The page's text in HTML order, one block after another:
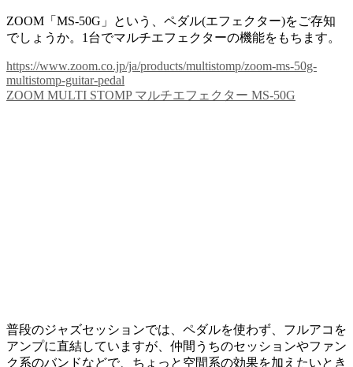
ZOOM「MS-50G」という、ペダル(エフェクター)をご存知
でしょうか。1台でマルチエフェクターの機能をもちます。
https://www.zoom.co.jp/ja/products/multistomp/zoom-ms-50g-
multistomp-guitar-pedal
ZOOM MULTI STOMP マルチエフェクター MS-50G
普段のジャズセッションでは、ペダルを使わず、フルアコを
アンプに直結していますが、仲間うちのセッションやファン
ク系のバンドなどで、ちょっと空間系の効果を加えたいとき